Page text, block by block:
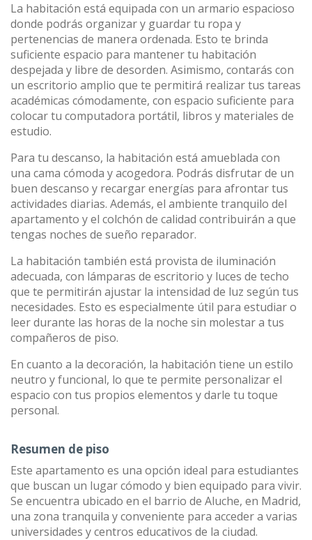
La habitación está equipada con un armario espacioso
donde podrás organizar y guardar tu ropa y
pertenencias de manera ordenada. Esto te brinda
suficiente espacio para mantener tu habitación
despejada y libre de desorden. Asimismo, contarás con
un escritorio amplio que te permitirá realizar tus tareas
académicas cómodamente, con espacio suficiente para
colocar tu computadora portátil, libros y materiales de
estudio.
Para tu descanso, la habitación está amueblada con
una cama cómoda y acogedora. Podrás disfrutar de un
buen descanso y recargar energías para afrontar tus
actividades diarias. Además, el ambiente tranquilo del
apartamento y el colchón de calidad contribuirán a que
tengas noches de sueño reparador.
La habitación también está provista de iluminación
adecuada, con lámparas de escritorio y luces de techo
que te permitirán ajustar la intensidad de luz según tus
necesidades. Esto es especialmente útil para estudiar o
leer durante las horas de la noche sin molestar a tus
compañeros de piso.
En cuanto a la decoración, la habitación tiene un estilo
neutro y funcional, lo que te permite personalizar el
espacio con tus propios elementos y darle tu toque
personal.
Resumen de piso
Este apartamento es una opción ideal para estudiantes
que buscan un lugar cómodo y bien equipado para vivir.
Se encuentra ubicado en el barrio de Aluche, en Madrid,
una zona tranquila y conveniente para acceder a varias
universidades y centros educativos de la ciudad.